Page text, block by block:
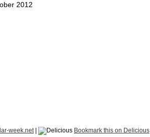
2012
week.net| Bookmark this on Delicious